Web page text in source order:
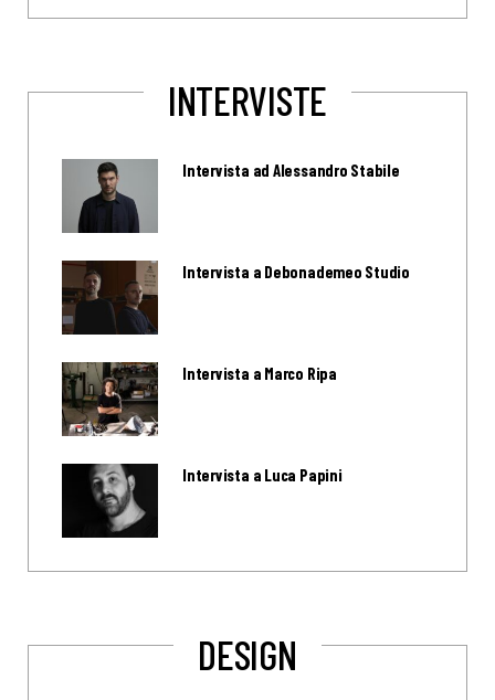
INTERVISTE
Intervista ad Alessandro Stabile
Intervista a Debonademeo Studio
Intervista a Marco Ripa
Intervista a Luca Papini
DESIGN